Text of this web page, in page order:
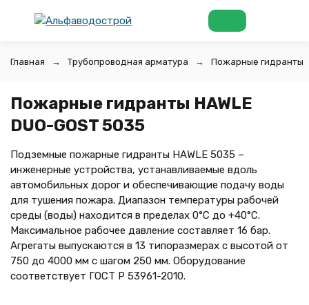
Главная Трубопроводная арматура Пожарные гидранты
Пожарные гидранты HAWLE
DUO-GOST 5035
Подземные пожарные гидранты HAWLE 5035 –
инженерные устройства, устанавливаемые вдоль
автомобильных дорог и обеспечивающие подачу воды
для тушения пожара. Диапазон температуры рабочей
среды (воды) находится в пределах 0°C до +40°C.
Максимальное рабочее давление составляет 16 бар.
Агрегаты выпускаются в 13 типоразмерах с высотой от
750 до 4000 мм с шагом 250 мм. Оборудование
соответствует ГОСТ Р 53961-2010.